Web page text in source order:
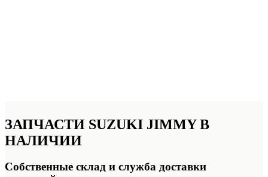
ЗАПЧАСТИ SUZUKI JIMMY В
НАЛИЧИИ
Собственные склад и служба доставки